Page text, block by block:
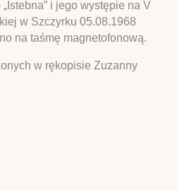
i jego występie na V
w Szczyrku 05.08.1968
na taśmę magnetofonową.
w rękopisie Zuzanny